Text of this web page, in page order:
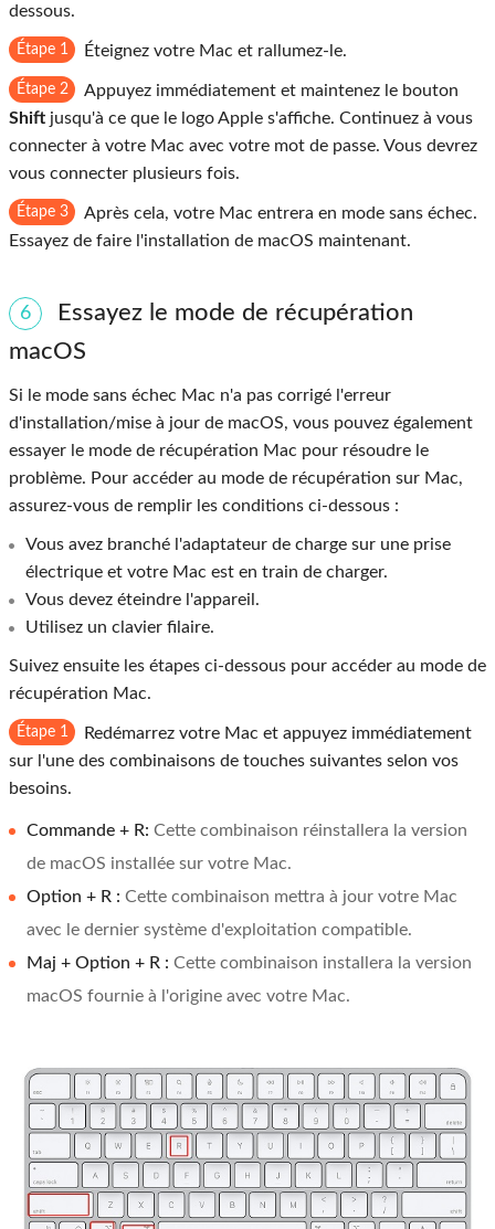
dessous.
Étape 1 Éteignez votre Mac et rallumez-le.
Étape 2
Appuyez immédiatement et maintenez le bouton
Shift jusqu'à ce que le logo Apple s'affiche. Continuez à vous
connecter à votre Mac avec votre mot de passe. Vous devrez
vous connecter plusieurs fois.
Étape 3
Après cela, votre Mac entrera en mode sans échec.
Essayez de faire l'installation de macOS maintenant.
6
Essayez le mode de récupération
macOS
Si le mode sans échec Mac n'a pas corrigé l'erreur
d'installation/mise à jour de macOS, vous pouvez également
essayer le mode de récupération Mac pour résoudre le
problème. Pour accéder au mode de récupération sur Mac,
assurez-vous de remplir les conditions ci-dessous :
Vous avez branché l'adaptateur de charge sur une prise
électrique et votre Mac est en train de charger.
Vous devez éteindre l'appareil.
Utilisez un clavier filaire.
Suivez ensuite les étapes ci-dessous pour accéder au mode de
récupération Mac.
Étape 1
Redémarrez votre Mac et appuyez immédiatement
sur l'une des combinaisons de touches suivantes selon vos
besoins.
Commande + R: Cette combinaison réinstallera la version
de macOS installée sur votre Mac.
Option + R : Cette combinaison mettra à jour votre Mac
avec le dernier système d'exploitation compatible.
Maj + Option + R : Cette combinaison installera la version
macOS fournie à l'origine avec votre Mac.